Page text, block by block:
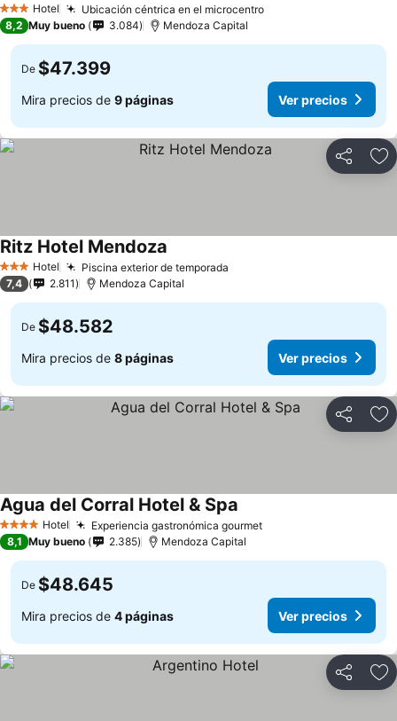
3 Estrellas
Hotel Ubicación céntrica en el microcentroVer precios
8,2 Muy bueno 3.084 Mendoza Capital
De $47.399
Mira precios de 9 páginas Ver precios
Compartir
3 Estrellas
Hotel Piscina exterior de temporada
Ritz Hotel Mendoza
7,4 2.811 Mendoza Capital
De $48.582
Mira precios de 8 páginas Ver precios
Compartir
4 EstrellasHotel Experiencia gastronómica gourmetVer precios
Agua del Corral Hotel & Spa
8,1 Muy bueno 2.385 Mendoza Capital
De $48.645
Mira precios de 4 páginas Ver precios
Compartir